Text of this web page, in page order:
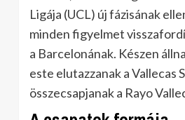
Ligája (UCL) új fázisának
minden figyelmet
a Barcelonának. Készen
este elutazzanak a Vallecas
összecsapjanak a Rayo